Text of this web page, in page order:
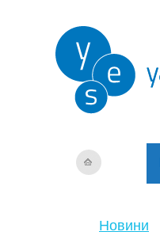
Новини